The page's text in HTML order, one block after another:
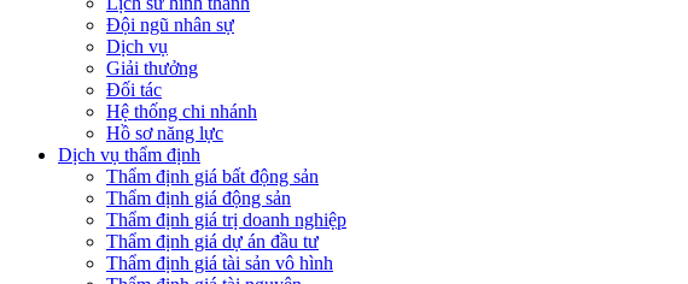
Đội ngũ nhân sự
Dịch vụ
Giải thưởng
Đối tác
Hệ thống chi nhánh
Hồ sơ năng lực
Dịch vụ thẩm định
Thẩm định giá bất động sản
Thẩm định giá động sản
Thẩm định giá trị doanh nghiệp
Thẩm định giá dự án đầu tư
Thẩm định giá tài sản vô hình